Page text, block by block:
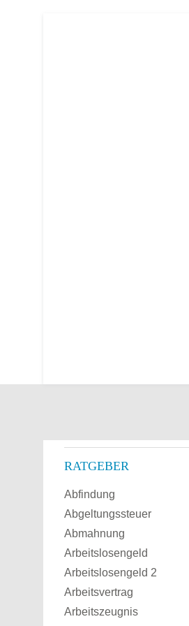
RATGEBER
Abfindung
Abgeltungssteuer
Abmahnung
Arbeitslosengeld
Arbeitslosengeld 2
Arbeitsvertrag
Arbeitszeugnis